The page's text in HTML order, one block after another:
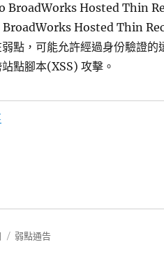
BroadWorks Hosted Thin
BroadWorks Hosted Thin
點，可能允許經過身份驗證
點腳本(XSS) 攻擊。
分
弱點通告